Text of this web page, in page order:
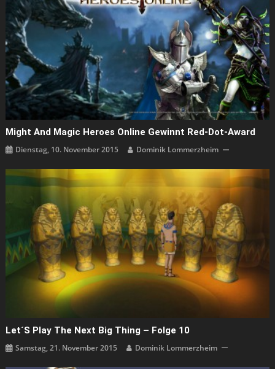
Might And Magic Heroes Online Gewinnt Red-Dot-Award
Dienstag, 10. November 2015 Dominik Lommerzheim
Let´s Play The Next Big Thing – Folge 10
Samstag, 21. November 2015 Dominik Lommerzheim